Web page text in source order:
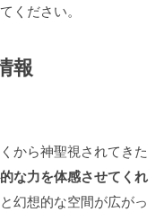
ください。
報
から神聖視されてきた
な力を体感させてくれ
幻想的な空間が広がっ